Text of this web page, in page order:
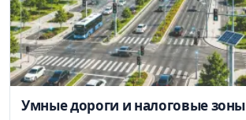
Умные дороги и налоговые зоны